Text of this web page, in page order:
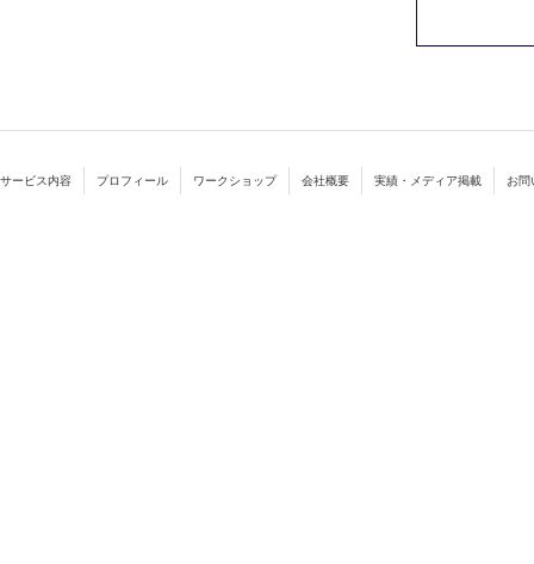
サービス内容 プロフィール ワークショップ 会社概要 実績・メディア掲載 お問